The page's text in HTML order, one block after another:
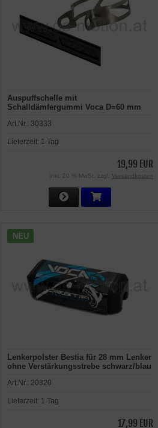
Auspuffschelle mit
Schalldämfergummi Voca D=60 mm
Art.Nr.: 30333
Lieferzeit: 1 Tag
19,99 EUR
inkl. 20 % MwSt. zzgl. Versandkosten
NEU
Lenkerpolster Bestia für 28 mm Lenker
ohne Verstärkungsstrebe schwarz/blau
Art.Nr.: 20320
Lieferzeit: 1 Tag
17,99 EUR